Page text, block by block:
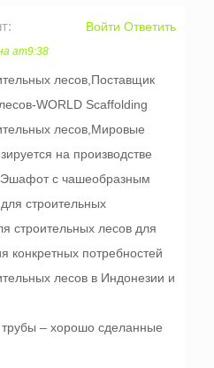
am9:38
лесов,Поставщик
WORLD Scaffolding
лесов,Мировые
на производстве
с чашеобразным
строительных
строительных лесов для
конкретных потребностей
лесов в Индонезии и
– хорошо сделанные
Войти Ответить